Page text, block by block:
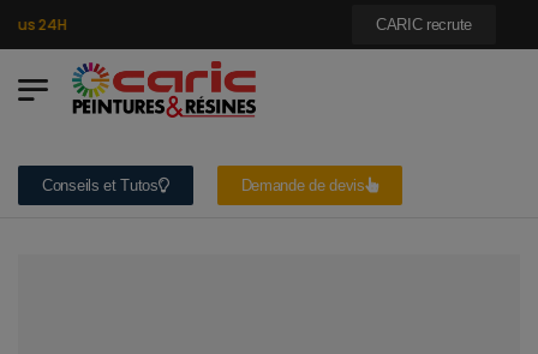
24H CARIC recrute
Conseils et Tutos Demande de devis